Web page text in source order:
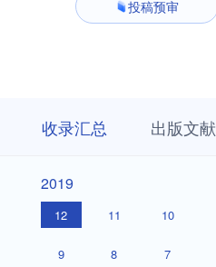
投稿预审
收录汇总 出版文献
2019
2019
12 11 10
9 8 7